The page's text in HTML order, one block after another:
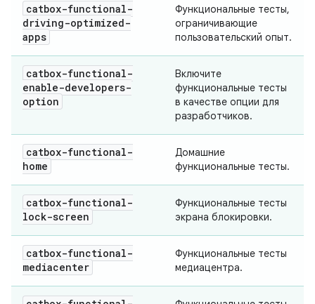
catbox-functional-
driving-optimized-
apps
Функциональные тесты,
ограничивающие
пользовательский опыт.
catbox-functional-
enable-developers-
option
Включите
функциональные тесты
в качестве опции для
разработчиков.
catbox-functional-
home
Домашние
функциональные тесты.
catbox-functional-
lock-screen
Функциональные тесты
экрана блокировки.
catbox-functional-
mediacenter
Функциональные тесты
медиацентра.